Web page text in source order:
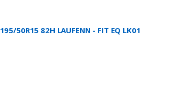
195/50R15 82H LAUFENN - FIT EQ LK01